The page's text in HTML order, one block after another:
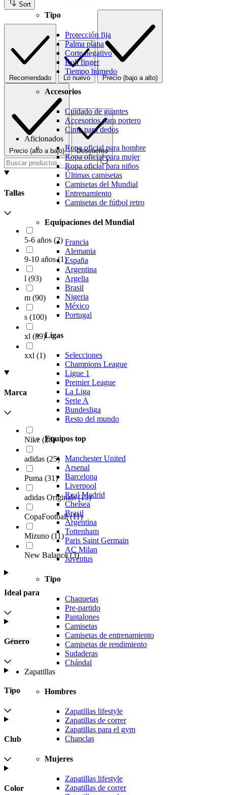
Tipo
Protección fija
Palma plana
Corte negativo
Roll finger
Tiempo húmedo
Accesorios
Cuidado de guantes
Accesorios para portero
Cinta para dedos
Aficionados
Ropa oficial para hombre
Ropa oficial para mujer
Ropa oficial para niños
Últimas camisetas
Camisetas del Mundial
Entrenamiento
Camisetas de fútbol retro
Equipaciones del Mundial
Francia
Alemania
España
Argentina
Argelia
Brasil
Nigeria
México
Portugal
Ligas
Selecciones
Champions League
Ligue 1
Premier League
La Liga
Serie A
Bundesliga
Resto del mundo
Equipos top
Manchester United
Arsenal
Barcelona
Liverpool
Real Madrid
Chelsea
Brasil
Argentina
Tottenham
Paris Saint Germain
AC Milan
Juventus
Tipo
Chaquetas
Pre-partido
Pantalones
Camisetas
Camisetas de entrenamiento
Camisetas de rendimiento
Sudaderas
Chándal
Zapatillas
Hombres
Zapatillas lifestyle
Zapatillas de correr
Zapatillas para el gym
Chanclas
Mujeres
Zapatillas lifestyle
Zapatillas de correr
Sort
Recomendado Lo nuevo Precio (bajo a alto)
Precio (alto a bajo) Descuento
Tallas
5-6 años (2)
9-10 años (1)
l (93)
m (90)
s (100)
xl (89)
xxl (1)
Marca
Nike (28)
adidas (25)
Puma (31)
adidas Originals (13)
CopaFootball (11)
Mizuno (11)
New Balance (3)
Ideal para
Género
Tipo
Club
Color